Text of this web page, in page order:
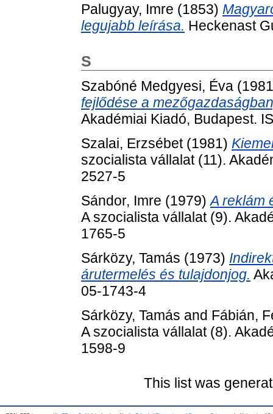
Palugyay, Imre (1853)
legujabb leírása. Heckenast
S
Szabóné Medgyesi, Éva
fejlődése a
Akadémiai Kiadó, Budapest.
Szalai, Erzsébet(1981)
szocialista vállalat (11).
2527-5
Sándor, Imre (1979)A reklám
A szocialista vállalat (9).
1765-5
Sárközy, Tamás (1973)
árutermelés és tulajdonjog.
05-1743-4
Sárközy, Tamás and Fábián,
A szocialista vállalat (8).
1598-9
This list was